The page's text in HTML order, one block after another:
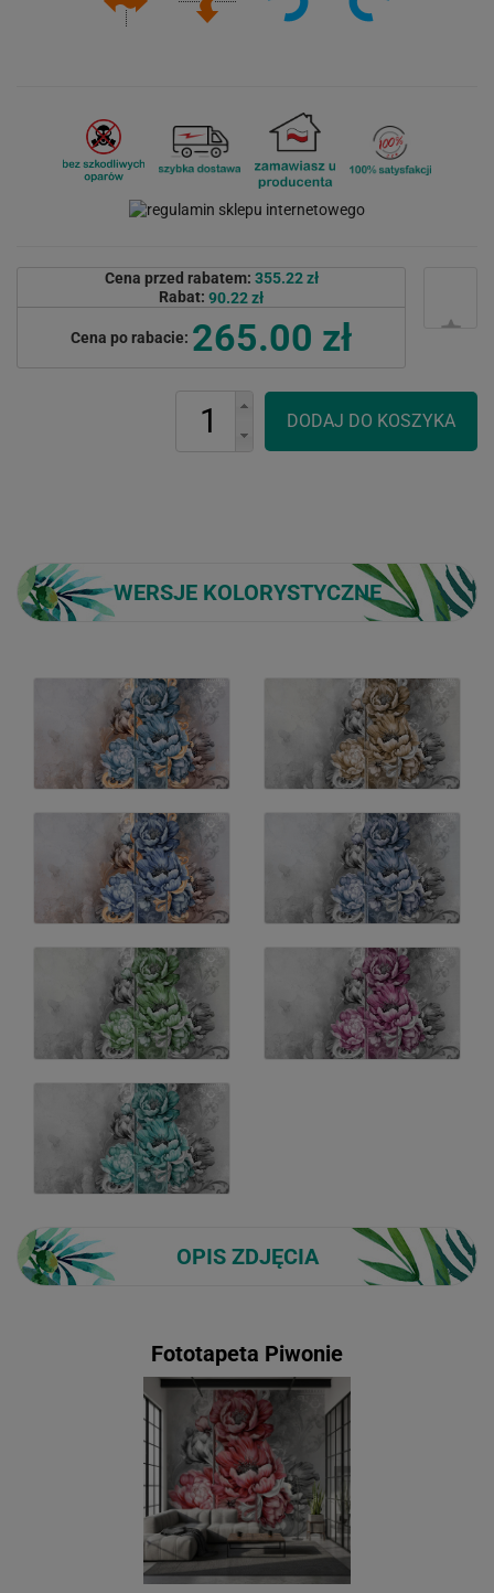
Cena przed rabatem: 355.22 zł
Rabat: 90.22 zł
Cena po rabacie: 265.00 zł
WERSJE KOLORYSTYCZNE
OPIS ZDJĘCIA
Fototapeta Piwonie